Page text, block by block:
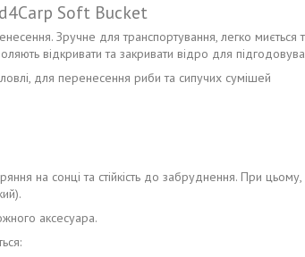
Soft Bucket
Зручне для транспортування, легко миється
відкривати та закривати відро для
для перенесення риби та сипучих сумішей
на сонці та стійкість до забруднення. При
аксесуара.